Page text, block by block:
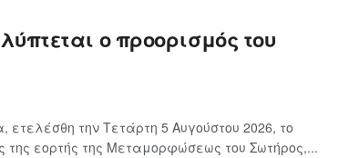
ο προορισμός του
ετελέσθη την Τετάρτη 5 Αυγούστου 2026, το
εορτής της Μεταμορφώσεως του Σωτήρος,...